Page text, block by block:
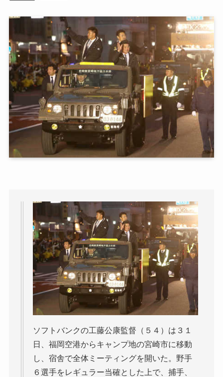
ソフトバンクの工藤公康監督（５４）は３１
日、福岡空港からキャンプ地の宮崎市に移動
し、宿舎で全体ミーティングを開いた。野手
６選手をレギュラー当確とした上で、捕手、